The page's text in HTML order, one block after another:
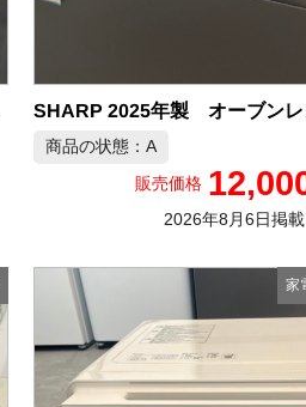
商品の状態：A
販売価格
2026年8月6日掲載
家